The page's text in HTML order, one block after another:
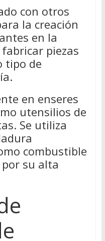
con otros
la creación
en la
piezas
tipo de
en enseres
utensilios de
Se utiliza
combustible
su alta